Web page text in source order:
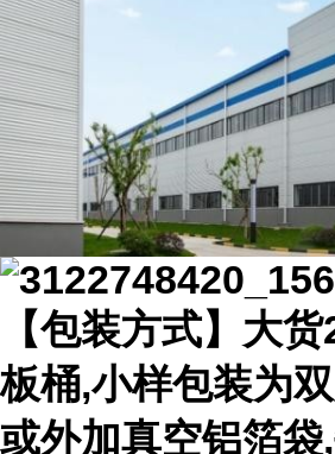
【包装方式】大
板桶,小样包装为
或外加真空铝箔袋